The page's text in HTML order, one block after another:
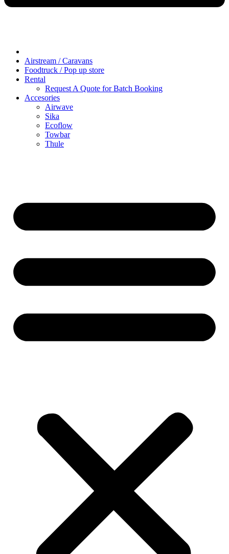
Airstream / Caravans
Foodtruck / Pop up store
Rental
Request A Quote for Batch Booking
Accesories
Airwave
Sika
Ecoflow
Towbar
Thule